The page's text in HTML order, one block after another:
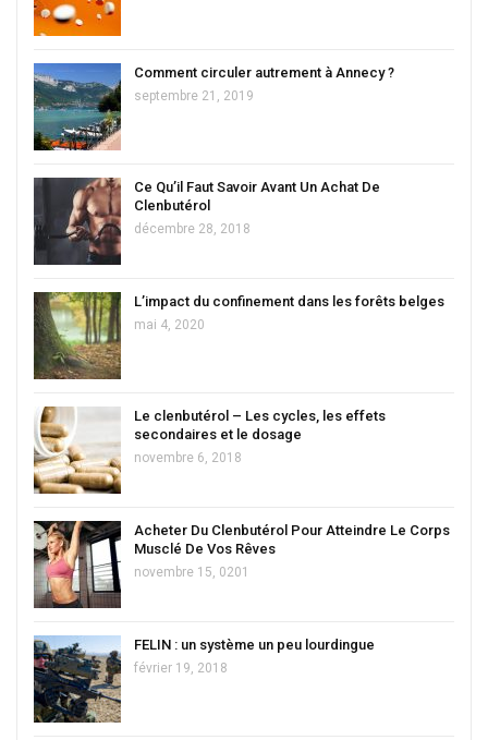
Comment circuler autrement à Annecy ?
septembre 21, 2019
Ce Qu’il Faut Savoir Avant Un Achat De
Clenbutérol
décembre 28, 2018
L’impact du confinement dans les forêts belges
mai 4, 2020
Le clenbutérol – Les cycles, les effets
secondaires et le dosage
novembre 6, 2018
Acheter Du Clenbutérol Pour Atteindre Le Corps
Musclé De Vos Rêves
novembre 15, 0201
FELIN : un système un peu lourdingue
février 19, 2018